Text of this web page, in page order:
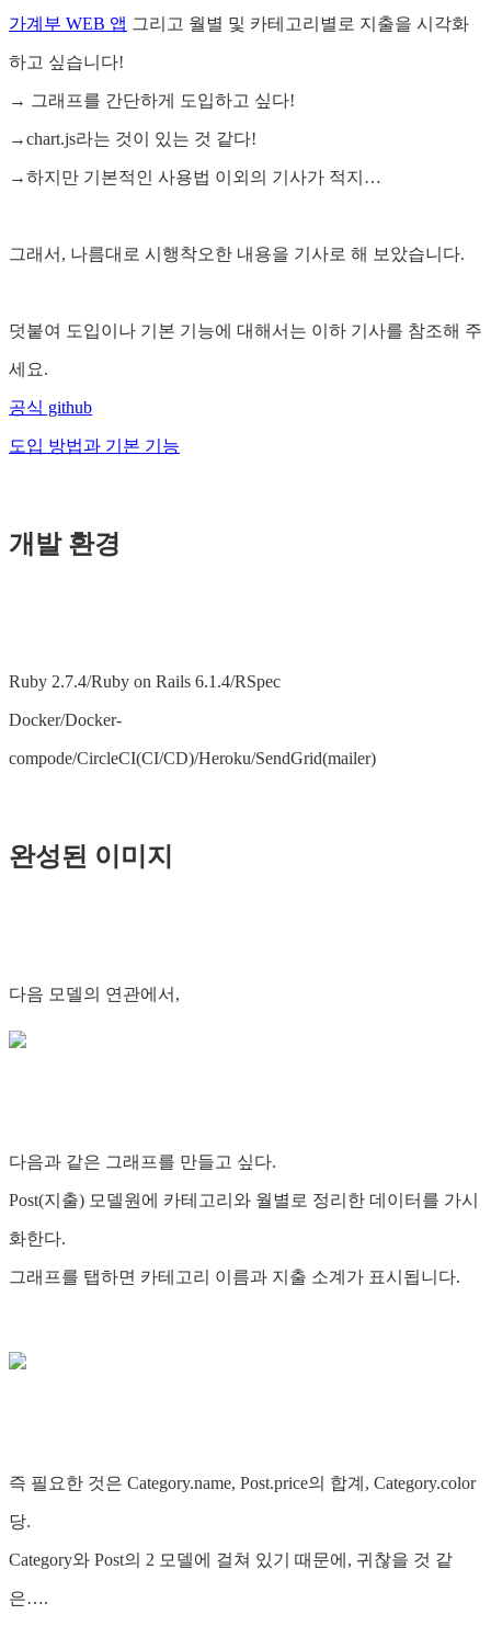
가계부 WEB 앱 그리고 월별 및 카테고리별로 지출을 시각화
하고 싶습니다!
→ 그래프를 간단하게 도입하고 싶다!
→chart.js라는 것이 있는 것 같다!
→하지만 기본적인 사용법 이외의 기사가 적지…
그래서, 나름대로 시행착오한 내용을 기사로 해 보았습니다.
덧붙여 도입이나 기본 기능에 대해서는 이하 기사를 참조해 주
세요.
공식 github
도입 방법과 기본 기능
개발 환경
Ruby 2.7.4/Ruby on Rails 6.1.4/RSpec
Docker/Docker-
compode/CircleCI(CI/CD)/Heroku/SendGrid(mailer)
완성된 이미지
다음 모델의 연관에서,
다음과 같은 그래프를 만들고 싶다.
Post(지출) 모델원에 카테고리와 월별로 정리한 데이터를 가시
화한다.
그래프를 탭하면 카테고리 이름과 지출 소계가 표시됩니다.
즉 필요한 것은 Category.name, Post.price의 합계, Category.color
당.
Category와 Post의 2 모델에 걸쳐 있기 때문에, 귀찮을 것 같
은….